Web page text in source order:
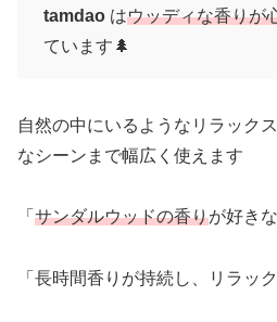
tamdao はウッディな香りが
ています🌲
自然の中にいるようなリラック
なシーンまで幅広く使えます
「 サンダルウッドの香りが好き
「長時間香りが持続し、リラッ